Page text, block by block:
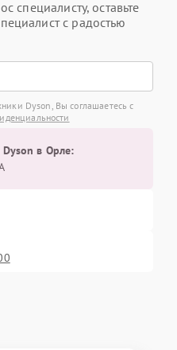
специалисту, оставьте
с радостью
Dyson, Вы соглашаетесь с
Dyson в Орле: